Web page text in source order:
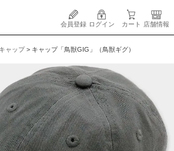
会員登録 ログイン カート 店舗情報
キャップ キャップ「鳥獣GIG」（鳥獣ギグ）